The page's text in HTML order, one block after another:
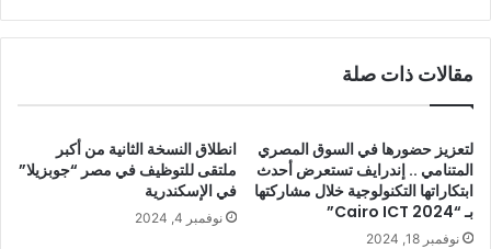
مقالات ذات صلة
لتعزيز حضورها في السوق المصري
المتنامي .. إندرايف تستعرض أحدث
ابتكاراتها التكنولوجية خلال مشاركتها
بـ “Cairo ICT 2024”
نوفمبر 18, 2024
انطلاق النسخة الثانية من أكبر
ملتقى للتوظيف في مصر “جوبزيلا”
في الإسكندرية
نوفمبر 4, 2024